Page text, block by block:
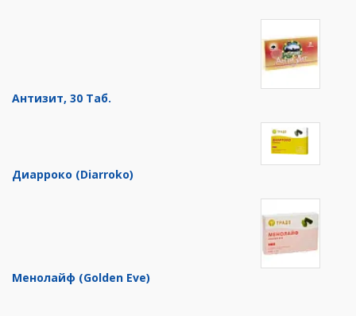
Антизит, 30 Таб.
Диарроко (Diarroko)
Менолайф (Golden Eve)